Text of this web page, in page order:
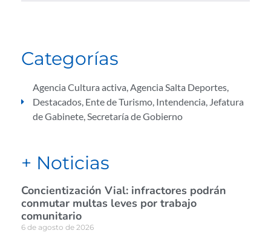
Categorías
Agencia Cultura activa,Agencia Salta Deportes,
Destacados, Ente de Turismo, Intendencia, Jefatura
de Gabinete,Secretaría de Gobierno
+ Noticias
Concientización Vial: infractores podrán
conmutar multas leves por trabajo
comunitario
6 de agosto de 2026